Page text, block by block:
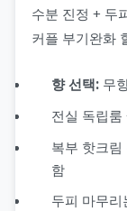
수분 진정 + 두
커플 부기완화
향 선택: 무
전실 독립
복부 핫크
함
두피 마무